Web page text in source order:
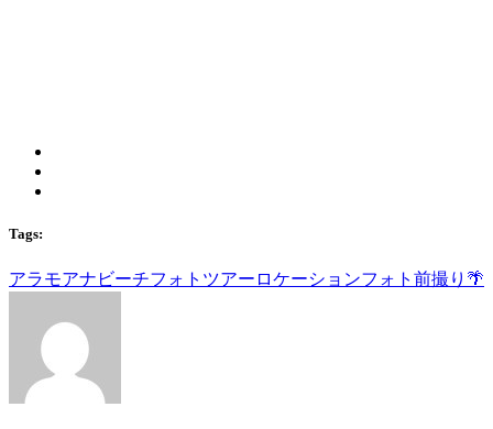
Tags:
アラモアナビーチフォトツアー ロケーションフォト 前撮り 🌴